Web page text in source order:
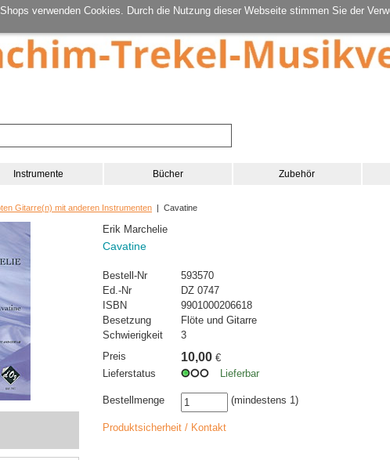
verwenden Cookies. Durch die Nutzung dieser Webseite stimmen Sie der
Instrumente Bücher Zubehör
Gitarre(n) mit anderen Instrumenten | Cavatine
Erik Marchelie
Cavatine
Bestell-Nr
593570
Ed.-Nr
DZ 0747
ISBN
9901000206618
Besetzung
Flöte und Gitarre
Schwierigkeit
3
Preis
10,00 €
Lieferstatus
Lieferbar
Bestellmenge (mindestens 1)
Produktsicherheit / Kontakt